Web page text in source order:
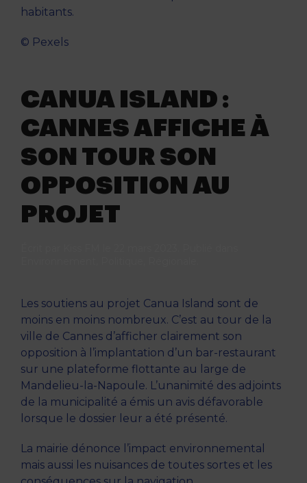
habitants.
© Pexels
CANUA ISLAND :
CANNES AFFICHE À
SON TOUR SON
OPPOSITION AU
PROJET
Les soutiens au projet Canua Island sont de
moins en moins nombreux. C’est au tour de la
ville de Cannes d’afficher clairement son
opposition à l’implantation d’un bar-restaurant
sur une plateforme flottante au large de
Mandelieu-la-Napoule. L’unanimité des adjoints
de la municipalité a émis un avis défavorable
lorsque le dossier leur a été présenté.
La mairie dénonce l’impact environnemental
mais aussi les nuisances de toutes sortes et les